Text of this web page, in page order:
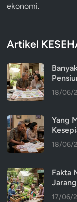
ekonomi.
Artikel
18/06/
Yang
18/06/
Fakta
17/06/